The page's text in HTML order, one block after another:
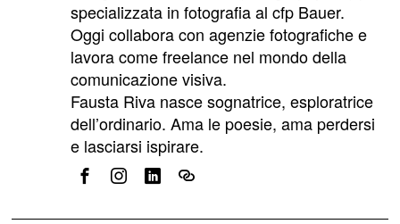
specializzata in fotografia al cfp Bauer.
Oggi collabora con agenzie fotografiche e
lavora come freelance nel mondo della
comunicazione visiva.
Fausta Riva nasce sognatrice, esploratrice
dell’ordinario. Ama le poesie, ama perdersi
e lasciarsi ispirare.